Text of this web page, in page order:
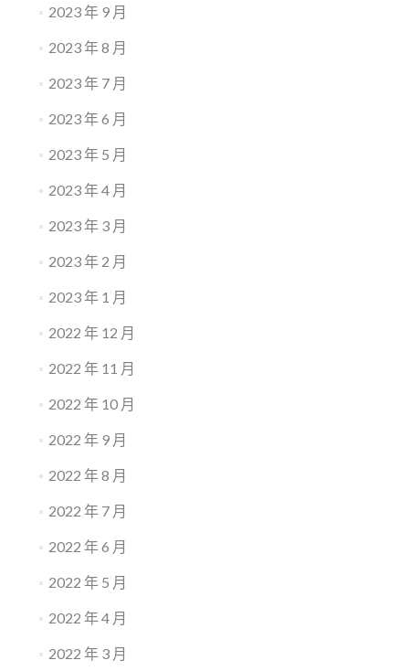
2023 年 9 月
2023 年 8 月
2023 年 7 月
2023 年 6 月
2023 年 5 月
2023 年 4 月
2023 年 3 月
2023 年 2 月
2023 年 1 月
2022 年 12 月
2022 年 11 月
2022 年 10 月
2022 年 9 月
2022 年 8 月
2022 年 7 月
2022 年 6 月
2022 年 5 月
2022 年 4 月
2022 年 3 月